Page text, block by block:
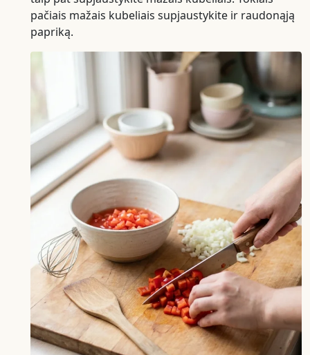
pačiais mažais kubeliais supjaustykite ir raudonąją
papriką.